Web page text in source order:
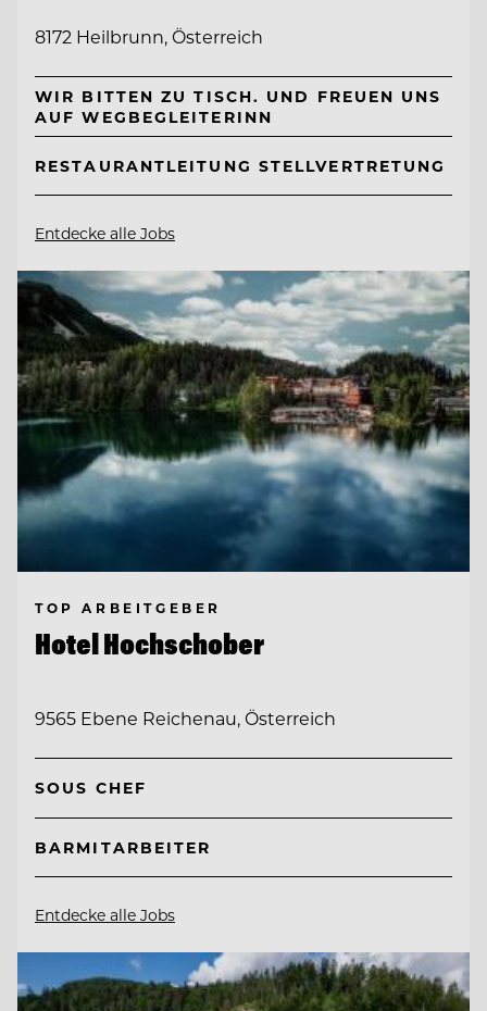
8172 Heilbrunn, Österreich
WIR BITTEN ZU TISCH. UND FREUEN UNS
AUF WEGBEGLEITERINN
RESTAURANTLEITUNG STELLVERTRETUNG
Entdecke alle Jobs
TOP ARBEITGEBER
Hotel Hochschober
9565 Ebene Reichenau, Österreich
SOUS CHEF
BARMITARBEITER
Entdecke alle Jobs